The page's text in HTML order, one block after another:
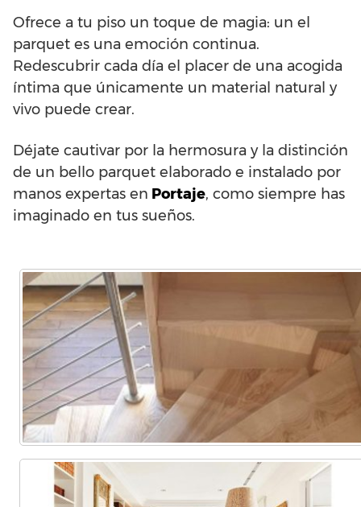
Ofrece a tu piso un toque de magia: un el
parquet es una emoción continua.
Redescubrir cada día el placer de una acogida
íntima que únicamente un material natural y
vivo puede crear.
Déjate cautivar por la hermosura y la distinción
de un bello parquet elaborado e instalado por
manos expertas en Portaje, como siempre has
imaginado en tus sueños.